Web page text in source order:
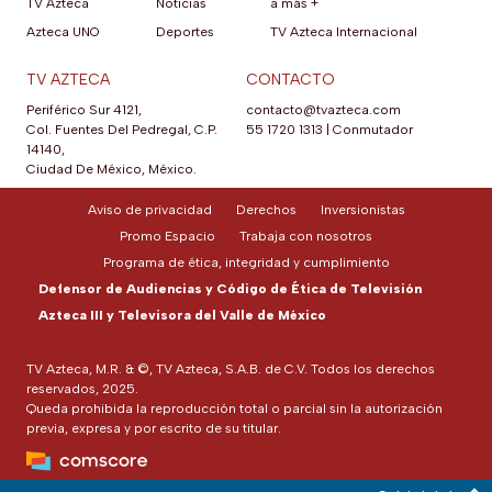
TV Azteca
Azteca UNO
Noticias
Deportes
a más +
TV Azteca Internacional
TV AZTECA
Periférico Sur 4121,
Col. Fuentes Del Pedregal, C.P.
14140,
Ciudad De México, México.
CONTACTO
contacto@tvazteca.com
55 1720 1313
Conmutador
TV Azteca, M.R. & ©, TV Azteca, S.A.B. de C.V. Todos los derechos
reservados, 2025.
Queda prohibida la reproducción total o parcial sin la autorización
previa, expresa y por escrito de su titular.
Aviso de privacidad Derechos
Inversionistas
Promo Espacio
Trabaja con nosotros
Programa de ética, integridad y cumplimiento
Defensor de Audiencias y Código de Ética de Televisión
Azteca III y Televisora del Valle de México